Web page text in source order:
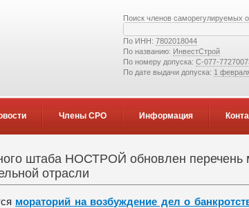
Поиск членов саморегулируемых
По ИНН: 7802018044
По названию: ИнвестСтрой
По номеру допуска: С-077-
По дате выдачи допуска: 1
Члены СРО Информация
штаба НОСТРОЙ обновлен перечень
отрасли
мораторий на возбуждение дел о